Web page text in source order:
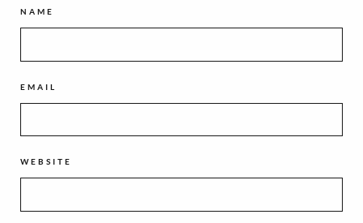
NAME
EMAIL
WEBSITE